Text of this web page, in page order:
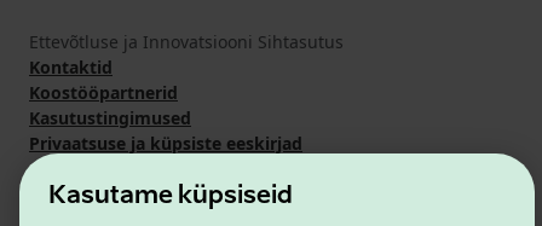
Kasutame küpsiseid
Ettevõtluse ja Innovatsiooni Sihtasutus
Kontaktid
Koostööpartnerid
Kasutustingimused
Privaatsuse ja küpsiste eeskirjad